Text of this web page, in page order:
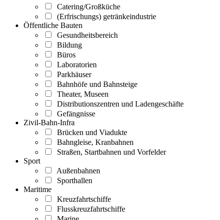
Catering/Großküche
(Erfrischungs) getränkeindustrie
Öffentliche Bauten
Gesundheitsbereich
Bildung
Büros
Laboratorien
Parkhäuser
Bahnhöfe und Bahnsteige
Theater, Museen
Distributionszentren und Ladengeschäfte
Gefängnisse
Zivil-Bahn-Infra
Brücken und Viadukte
Bahngleise, Kranbahnen
Straßen, Startbahnen und Vorfelder
Sport
Außenbahnen
Sporthallen
Maritime
Kreuzfahrtschiffe
Flusskreuzfahrtschiffe